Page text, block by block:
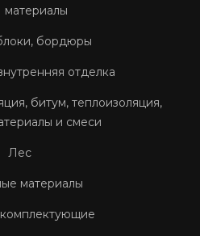
бордюры
отделка
битум, теплоизоляция,
и смеси
Лес
материалы